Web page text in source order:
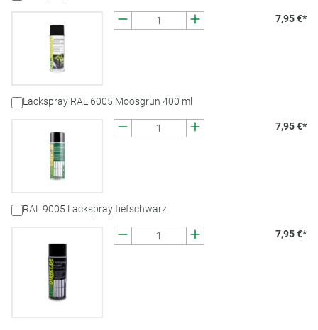
7,95 €*
Lackspray RAL 6005 Moosgrün 400 ml
7,95 €*
RAL 9005 Lackspray tiefschwarz
7,95 €*